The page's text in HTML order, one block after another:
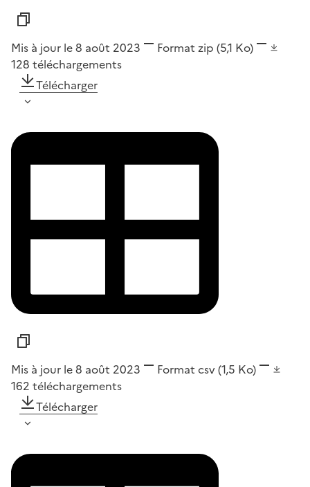
Mis à jour le 8 août 2023 Format zip (5,1 Ko)
128 téléchargements
Télécharger
Mis à jour le 8 août 2023 Format csv(1,5 Ko)
162 téléchargements
Télécharger